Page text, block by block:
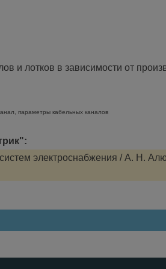
и лотков в зависимости от
параметры кабельных каналов
электроснабжения / А. Н.